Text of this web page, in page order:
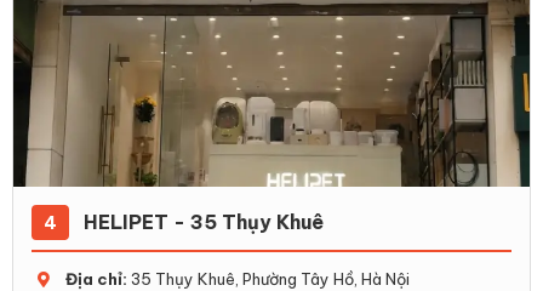
4 HELIPET - 35 Thụy Khuê
Địa chỉ: 35 Thụy Khuê, Phường Tây Hồ, Hà Nội